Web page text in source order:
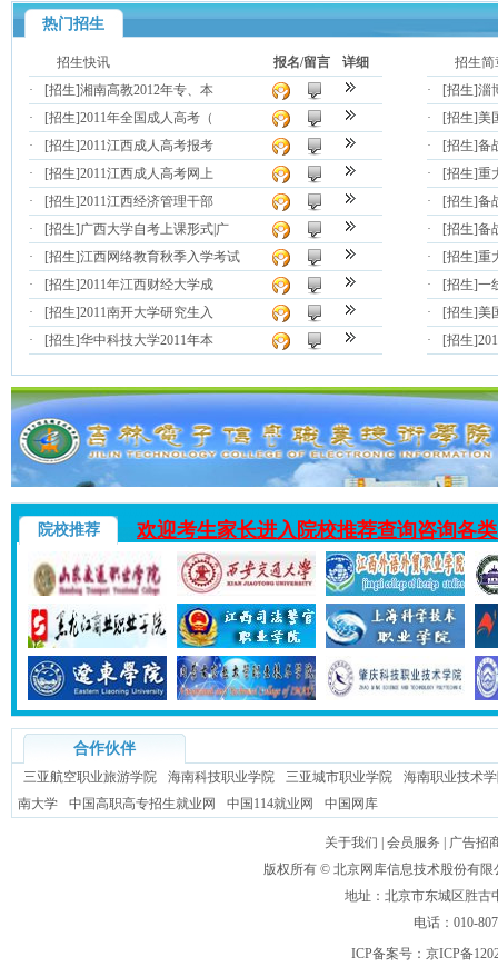
热门招生
招生快讯 报名/留言
详细
·
[招生]湘南高教2012年专、本
·
[招生]2011年全国成人高考（
·
[招生]2011江西成人高考报考
·
[招生]2011江西成人高考网上
·
[招生]2011江西经济管理干部
·
[招生] 广西大学自考上课形式|广
·
[招生]江西网络教育秋季入学考试
·
[招生]2011年江西财经大学成
·
[招生]2011南开大学研究生入
·
[招生]华中科技大学2011年本
招生简
·
[招生]淄
·
[招生]美
·
[招生]备
·
[招生]重
·
[招生]备
·
[招生]备
·
[招生]重
·
[招生]一
·
[招生]美
·
[招生]
院校推荐 欢迎考生家长进入院校推荐查询咨询各
合作伙伴
三亚航空职业旅游学院 海南科技职业学院 三亚城市职业学院
海南职业技术
南大学
中国高职高专招生就业网 中国114就业网 中国网库
关于我们 会员服务
广告招
版权所有 © 北京网库信息技术股份有限
地址：北京市东城区胜
电话：010-
ICP备案号： 京ICP备